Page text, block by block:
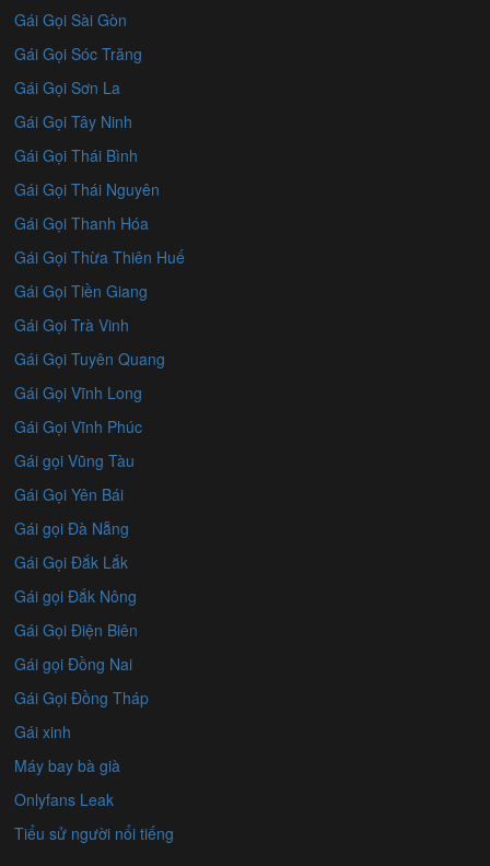
Gái Gọi Sài Gòn
Gái Gọi Sóc Trăng
Gái Gọi Sơn La
Gái Gọi Tây Ninh
Gái Gọi Thái Bình
Gái Gọi Thái Nguyên
Gái Gọi Thanh Hóa
Gái Gọi Thừa Thiên Huế
Gái Gọi Tiền Giang
Gái Gọi Trà Vinh
Gái Gọi Tuyên Quang
Gái Gọi Vĩnh Long
Gái Gọi Vĩnh Phúc
Gái gọi Vũng Tàu
Gái Gọi Yên Bái
Gái gọi Đà Nẵng
Gái Gọi Đắk Lắk
Gái gọi Đắk Nông
Gái Gọi Điện Biên
Gái gọi Đồng Nai
Gái Gọi Đồng Tháp
Gái xinh
Máy bay bà già
Onlyfans Leak
Tiểu sử người nổi tiếng